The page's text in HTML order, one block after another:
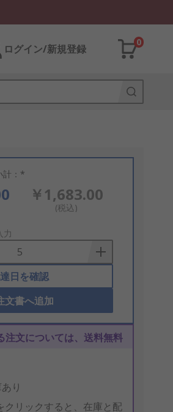
ログイン/新規登録
0
計：*
￥1,683.00
(税込)
力
日を確認
文書へ追加
注文については、送料無料
り
クリックすると、在庫と配